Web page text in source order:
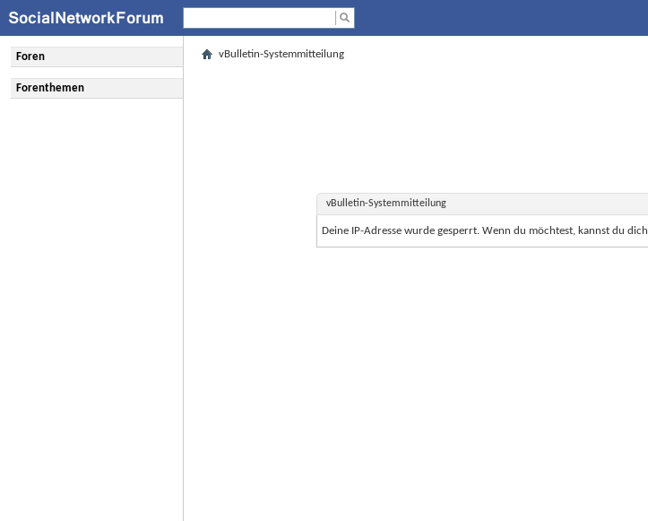
Foren
Forenthemen
vBulletin-Systemmitteilung
vBulletin-Systemmitteilung
Deine IP-Adresse wurde gesperrt. Wenn du möchtest, kannst du dich